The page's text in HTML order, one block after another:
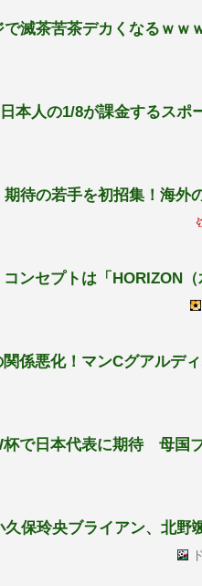
滅茶苦茶デカくなるｗｗ
人の1/8が課金するスポ
待の若手を初招集！海外
ンセプトは「HORIZON（
係悪化！マンCグアルデ
で日本代表に期待 母国
保玲央ブライアン、北野